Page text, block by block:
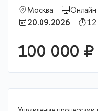
Москва
Онлайн
20.09.2026
12
100 000 ₽